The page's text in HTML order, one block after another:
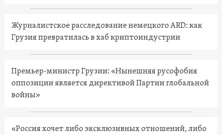
Журналистское расследование немецкого ARD: как
Грузия превратилась в хаб криптоиндустрии
Премьер-министр Грузии: «Нынешняя русофобия
оппозиции является директивой Партии глобальной
войны»
«Россия хочет либо эксклюзивных отношений, либо